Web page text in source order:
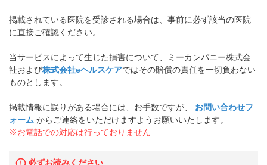
掲載されている医院を受診される場合は、事前に必ず該当の医院
に直接ご確認ください。
当サービスによって生じた損害について、ミーカンパニー株式会
社および株式会社eヘルスケアではその賠償の責任を一切負わない
ものとします。
掲載情報に誤りがある場合には、お手数ですが、
お問い合わせフ
ォーム からご連絡をいただけますようお願いいたします。
※お電話での対応は行っておりません
必ずお読みください